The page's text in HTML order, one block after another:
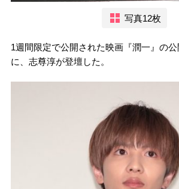
写真12枚
1週間限定で公開された映画『潤一』の
に、志尊淳が登壇した。